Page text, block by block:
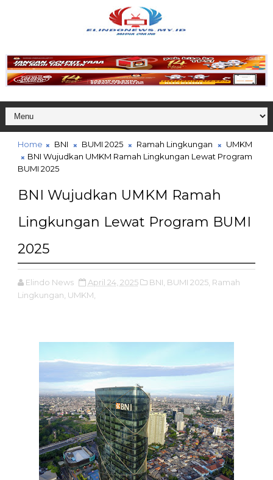
Home BNI BUMI 2025 Ramah Lingkungan
UMKM
BNI Wujudkan UMKM Ramah Lingkungan Lewat Program
BUMI 2025
BNI Wujudkan UMKM Ramah
Lingkungan Lewat Program BUMI
2025
Elindo News April 24, 2025 BNI, BUMI 2025, Ramah
Lingkungan, UMKM,